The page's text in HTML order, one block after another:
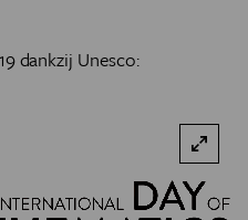
dankzij Unesco: